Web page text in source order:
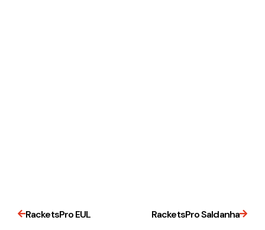
RacketsPro EUL RacketsPro Saldanha